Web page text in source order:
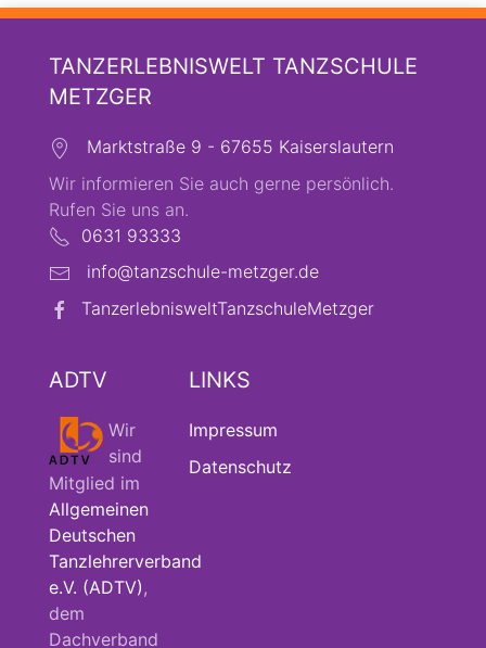
TANZERLEBNISWELT TANZSCHULE
METZGER
Marktstraße 9 - 67655 Kaiserslautern
Wir informieren Sie auch gerne persönlich.
Rufen Sie uns an.
0631 93333
info@tanzschule-metzger.de
TanzerlebnisweltTanzschuleMetzger
ADTV
Wir
sind
Mitglied im
Allgemeinen
Deutschen
Tanzlehrerverband
e.V. (ADTV),
dem
Dachverband
LINKS
Impressum
Datenschutz